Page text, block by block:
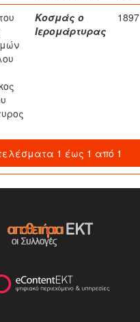
Κοσμάς ο
Ιερομάρτυρας
1897
1 έως 1 από 1